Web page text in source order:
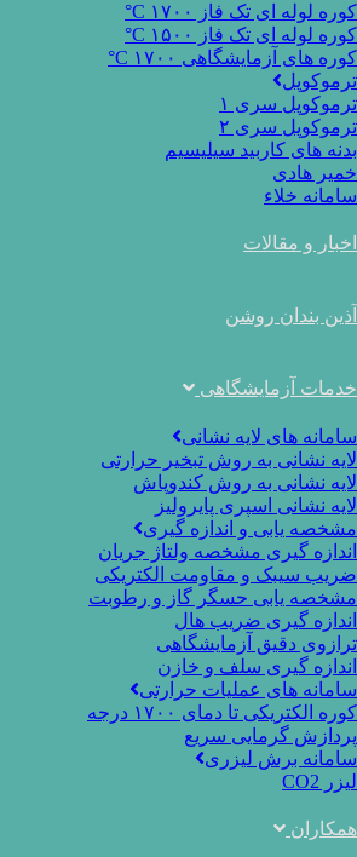
کوره لوله ای تک فاز ۱۷۰۰ C°
کوره لوله ای تک فاز ۱۵۰۰ C°
کوره های آزمایشگاهی ۱۷۰۰ C°
ترموکوپل
ترموکوپل سری ۱
ترموکوپل سری ۲
بدنه های کاربید سیلیسیم
خمیر هادی
سامانه خلاء
اخبار و مقالات
آذین بندان روشن
خدمات آزمایشگاهی
سامانه های لایه نشانی
لایه نشانی به روش تبخیر حرارتی
لایه نشانی به روش کندوپاش
لایه نشانی اسپری پایرولیز
مشخصه یابی و اندازه گیری
اندازه گیری مشخصه ولتاژ جریان
ضریب سیبک و مقاومت الکتریکی
مشخصه یابی حسگر گاز و رطوبت
اندازه گیری ضریب هال
ترازوی دقیق آزمایشگاهی
اندازه گیری سلف و خازن
سامانه های عملیات حرارتی
کوره الکتریکی تا دمای ۱۷۰۰ درجه
پردازش گرمایی سریع
سامانه برش لیزری
لیزر CO2
همکاران